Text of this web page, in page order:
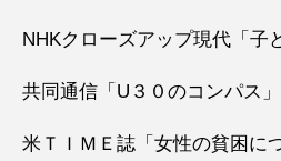
NHKクローズアップ現代「子
共同通信「U３０のコンパス」
米ＴＩＭＥ誌「女性の貧困に